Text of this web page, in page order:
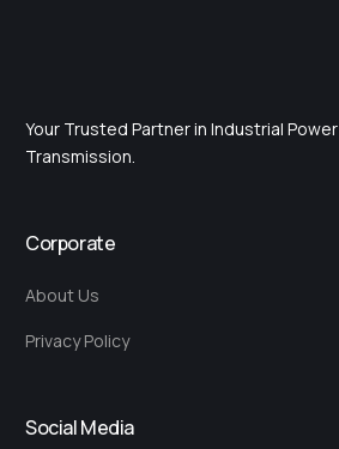
Your Trusted Partner in Industrial Power
Transmission.
Corporate
About Us
Privacy Policy
Social Media